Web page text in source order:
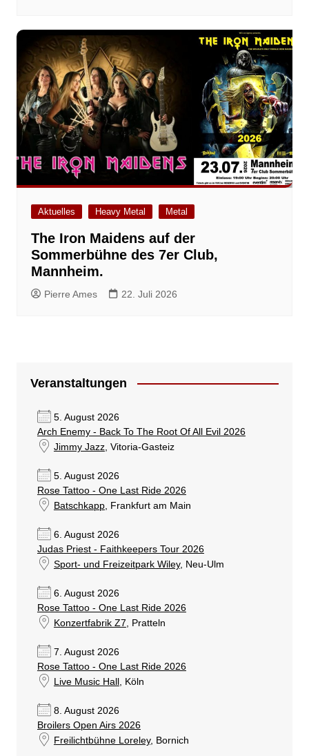
Aktuelles Heavy Metal Metal
The Iron Maidens auf der
Sommerbühne des 7er Club,
Mannheim.
Pierre Ames 22. Juli 2026
Veranstaltungen
5. August 2026
Arch Enemy - Back To The Root Of All Evil 2026
Jimmy Jazz, Vitoria-Gasteiz
5. August 2026
Rose Tattoo - One Last Ride 2026
Batschkapp, Frankfurt am Main
6. August 2026
Judas Priest - Faithkeepers Tour 2026
Sport- und Freizeitpark Wiley, Neu-Ulm
6. August 2026
Rose Tattoo - One Last Ride 2026
Konzertfabrik Z7 , Pratteln
7. August 2026
Rose Tattoo - One Last Ride 2026
Live Music Hall, Köln
8. August 2026
Broilers Open Airs 2026
Freilichtbühne Loreley, Bornich